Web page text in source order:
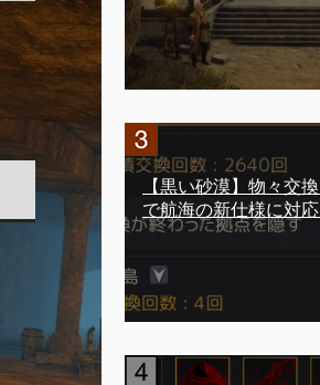
【黒い砂漠】物々交
で航海の新仕様に対応